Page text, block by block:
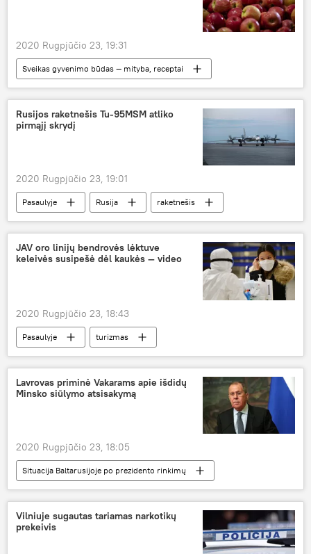
2020 Rugpjūčio 23, 19:31
Sveikas gyvenimo būdas — mityba, receptai
Pasaulyje
obuoliai sveikata
Rusijos raketnešis Tu-95MSM atliko
pirmąjį skrydį
2020 Rugpjūčio 23, 19:01
Pasaulyje Rusija raketnešis
JAV oro linijų bendrovės lėktuve
keleivės susipešė dėl kaukės — video
2020 Rugpjūčio 23, 18:43
Pasaulyje
turizmas
Naujo koronaviruso protrūkis Lietuvoje ir pasaulyje
koronavirusas
Lavrovas priminė Vakarams apie išdidų
Minsko siūlymo atsisakymą
2020 Rugpjūčio 23, 18:05
Situacija Baltarusijoje po prezidento rinkimų
Pasaulyje
Rusija
Baltarusija
Sergejus Lavrovas
Vilniuje sugautas tariamas narkotikų
prekeivis